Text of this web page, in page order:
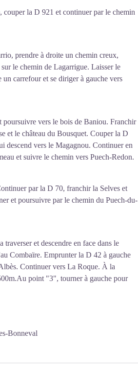
la D 921 et continuer par le chemin
prendre à droite un chemin creux,
le chemin de Lagarrigue. Laisser le
carrefour et se diriger à gauche vers
poursuivre vers le bois de Baniou. Franchir
et le château du Bousquet. Couper la D
descend vers le Magagnou. Continuer en
et suivre le chemin vers Puech-Redon.
par la D 70, franchir la Selves et
et poursuivre par le chemin du Puech-du-
et descendre en face dans le
Combaïre. Emprunter la D 42 à gauche
Continuer vers La Roque. À la
point "3", tourner à gauche pour
Bonneval